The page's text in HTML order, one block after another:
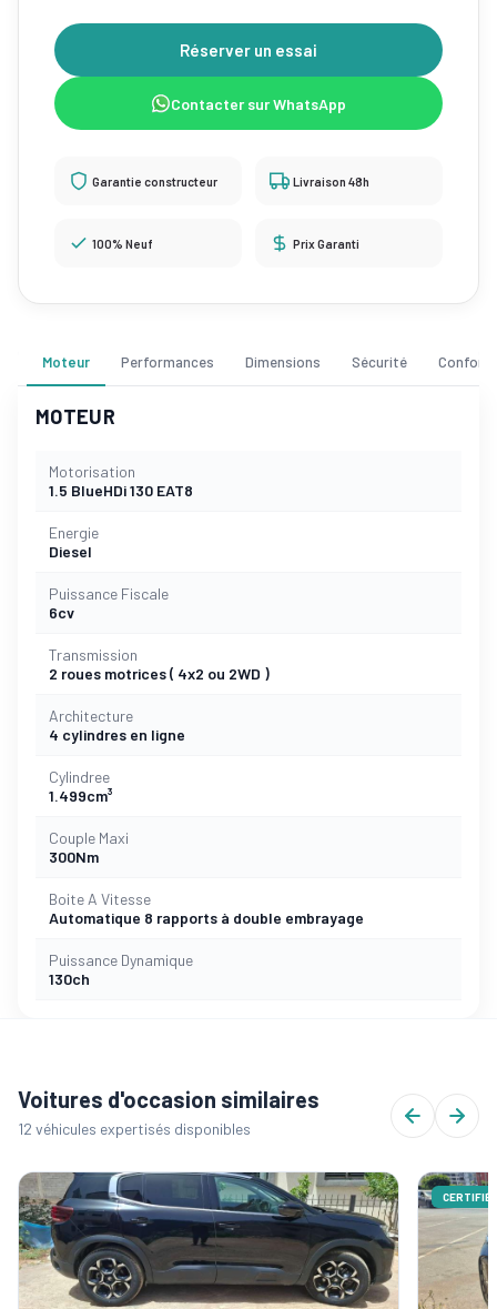
Réserver un essai
Contacter sur WhatsApp
Garantie constructeur Livraison 48h
100% Neuf Prix Garanti
Moteur Performances Dimensions Sécurité Confort
MOTEUR
Motorisation
1.5 BlueHDi 130 EAT8
Energie
Diesel
Puissance Fiscale
6cv
Transmission
2 roues motrices ( 4x2 ou 2WD )
Architecture
4 cylindres en ligne
Cylindree
1.499cm³
Couple Maxi
300Nm
Boite A Vitesse
Automatique 8 rapports à double embrayage
Puissance Dynamique
130ch
Voitures d'occasion similaires
12 véhicules expertisés disponibles
CERTIFIÉE